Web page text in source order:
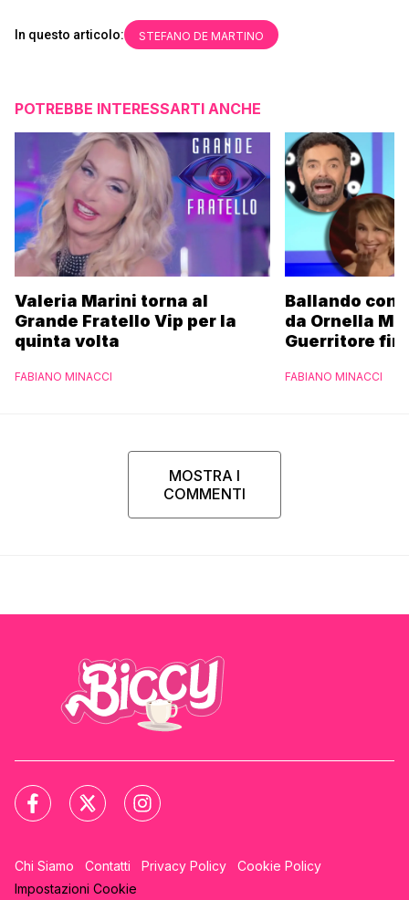
In questo articolo: STEFANO DE MARTINO
POTREBBE INTERESSARTI ANCHE
Valeria Marini torna al
Grande Fratello Vip per la
quinta volta
FABIANO MINACCI
Ballando con
da Ornella
Guerritore
l’esclusiva di
FABIANO MINACCI
MOSTRA I
COMMENTI
Chi Siamo Contatti Privacy Policy
Cookie Policy
Impostazioni Cookie